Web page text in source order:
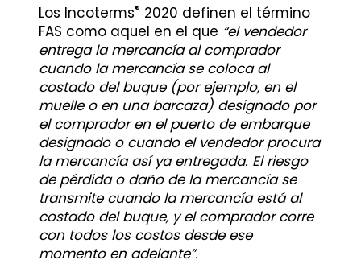
Los Incoterms® 2020 definen el término
FAS como aquel en el que “el vendedor
entrega la mercancía al comprador
cuando la mercancía se coloca al
costado del buque (por ejemplo, en el
muelle o en una barcaza) designado por
el comprador en el puerto de embarque
designado o cuando el vendedor procura
la mercancía así ya entregada. El riesgo
de pérdida o daño de la mercancía se
transmite cuando la mercancía está al
costado del buque, y el comprador corre
con todos los costos desde ese
momento en adelante”.